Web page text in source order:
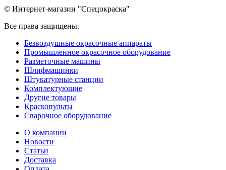
© Интернет-магазин "Спецокраска"
Все права защищены.
Безвоздушные окрасочные аппараты
Промышленное окрасочное оборудование
Разметочные машины
Шлифмашинки
Штукатурные станции
Комплектующие
Другие товары
Краскопульты
Сварочное оборудование
О компании
Новости
Статьи
Доставка